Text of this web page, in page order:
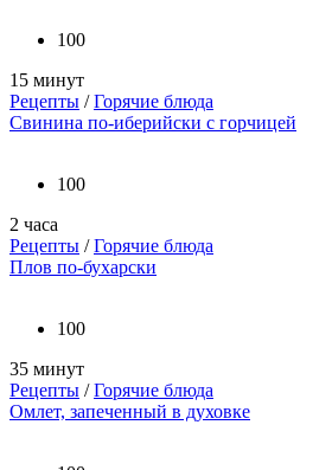
100
15 минут
Рецепты /Горячие блюда
Свинина по-иберийски с горчицей
100
2 часа
Рецепты /Горячие блюда
Плов по-бухарски
100
35 минут
Рецепты /Горячие блюда
Омлет, запеченный в духовке